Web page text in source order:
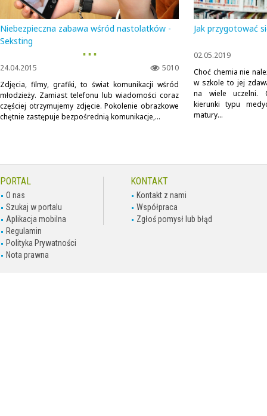
Niebezpieczna zabawa wśród nastolatków -
Seksting
▪ ▪ ▪
5010
24.04.2015
Zdjęcia, filmy, grafiki, to świat komunikacji wśród
młodzieży. Zamiast telefonu lub wiadomości coraz
częściej otrzymujemy zdjęcie. Pokolenie obrazkowe
chętnie zastępuje bezpośrednią komunikacje,...
Jak przygotować
02.05.2019
Choć chemia nie
w szkole to jej
na wiele uczelni.
kierunki typu
matury...
PORTAL
O nas
Szukaj w portalu
Aplikacja mobilna
Regulamin
Polityka Prywatności
Nota prawna
KONTAKT
Kontakt z nami
Współpraca
Zgłoś pomysł lub błąd